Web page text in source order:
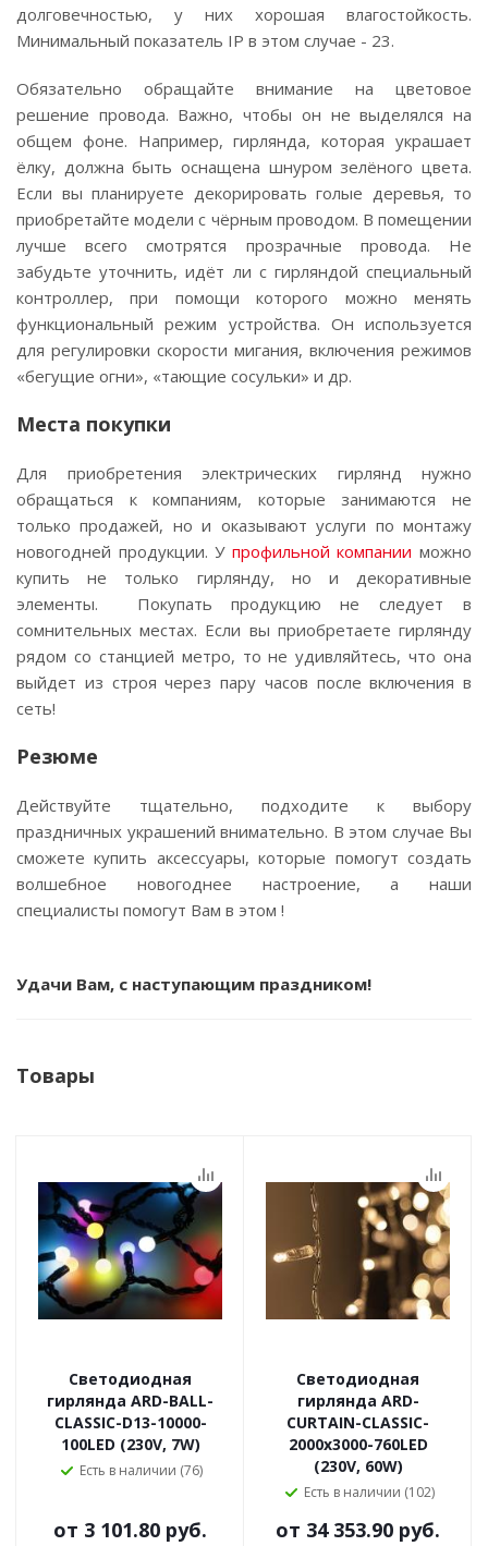
долговечностью, у них хорошая влагостойкость.
Минимальный показатель IP в этом случае - 23.
Обязательно обращайте внимание на цветовое
решение провода. Важно, чтобы он не выделялся на
общем фоне. Например, гирлянда, которая украшает
ёлку, должна быть оснащена шнуром зелёного цвета.
Если вы планируете декорировать голые деревья, то
приобретайте модели с чёрным проводом. В помещении
лучше всего смотрятся прозрачные провода. Не
забудьте уточнить, идёт ли с гирляндой специальный
контроллер, при помощи которого можно менять
функциональный режим устройства. Он используется
для регулировки скорости мигания, включения режимов
«бегущие огни», «тающие сосульки» и др.
Места покупки
Для приобретения электрических гирлянд нужно
обращаться к компаниям, которые занимаются не
только продажей, но и оказывают услуги по монтажу
новогодней продукции. У профильной компании можно
купить не только гирлянду, но и декоративные
элементы. Покупать продукцию не следует в
сомнительных местах. Если вы приобретаете гирлянду
рядом со станцией метро, то не удивляйтесь, что она
выйдет из строя через пару часов после включения в
сеть!
Резюме
Действуйте тщательно, подходите к выбору
праздничных украшений внимательно. В этом случае Вы
сможете купить аксессуары, которые помогут создать
волшебное новогоднее настроение, а наши
специалисты помогут Вам в этом !
Удачи Вам, с наступающим праздником!
Товары
Светодиодная
гирлянда ARD-BALL-
CLASSIC-D13-10000-
100LED (230V, 7W)
Есть в наличии (76)
от 3 101.80 руб.
Светодиодная
гирлянда ARD-
CURTAIN-CLASSIC-
2000x3000-760LED
(230V, 60W)
Есть в наличии (102)
от 34 353.90 руб.